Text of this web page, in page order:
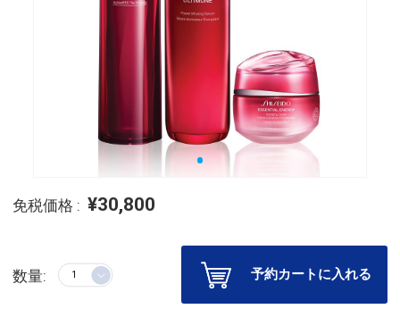
免税価格 : ¥30,800
数量: 予約カートに入れる